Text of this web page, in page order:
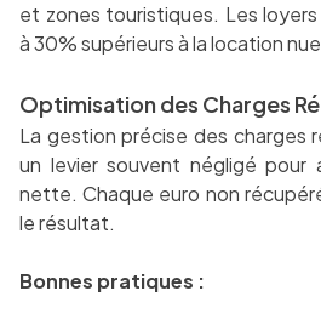
et zones touristiques. Les
à 30% supérieurs à la location
Optimisation des Charges
La gestion précise des charges
un levier souvent négligé pour
nette. Chaque euro non
le résultat.
Bonnes pratiques :